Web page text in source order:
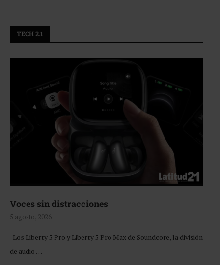
TECH 2.1
Voces sin distracciones
5 agosto, 2026
Los Liberty 5 Pro y Liberty 5 Pro Max de Soundcore, la división
de audio …